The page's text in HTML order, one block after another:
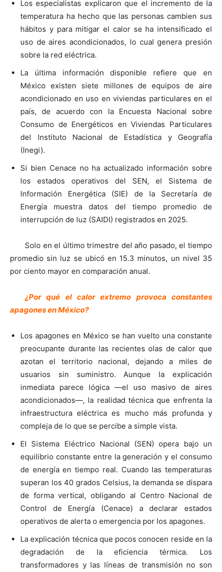
Los especialistas explicaron que el incremento de la
temperatura ha hecho que las personas cambien sus
hábitos y para mitigar el calor se ha intensificado el
uso de aires acondicionados, lo cual genera presión
sobre la red eléctrica.
La última información disponible refiere que en
México existen siete millones de equipos de aire
acondicionado en uso en viviendas particulares en el
país, de acuerdo con la Encuesta Nacional sobre
Consumo de Energéticos en Viviendas Particulares
del Instituto Nacional de Estadística y Geografía
(Inegi).
Si bien Cenace no ha actualizado información sobre
los estados operativos del SEN, el Sistema de
Información Energética (SIE) de la Secretaría de
Energía muestra datos del tiempo promedio de
interrupción de luz (SAIDI) registrados en 2025.
Solo en el último trimestre del año pasado, el tiempo
promedio sin luz se ubicó en 15.3 minutos, un nivel 35
por ciento mayor en comparación anual.
¿Por qué el calor extremo provoca constantes
apagones en México?
Los apagones en México se han vuelto una constante
preocupante durante las recientes olas de calor que
azotan el territorio nacional, dejando a miles de
usuarios sin suministro. Aunque la explicación
inmediata parece lógica —el uso masivo de aires
acondicionados—, la realidad técnica que enfrenta la
infraestructura eléctrica es mucho más profunda y
compleja de lo que se percibe a simple vista.
El Sistema Eléctrico Nacional (SEN) opera bajo un
equilibrio constante entre la generación y el consumo
de energía en tiempo real. Cuando las temperaturas
superan los 40 grados Celsius, la demanda se dispara
de forma vertical, obligando al Centro Nacional de
Control de Energía (Cenace) a declarar estados
operativos de alerta o emergencia por los apagones.
La explicación técnica que pocos conocen reside en la
degradación de la eficiencia térmica. Los
transformadores y las líneas de transmisión no son